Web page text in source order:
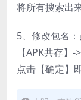
将所有搜索出
5、修改包名
【APK共存
点击【确定】